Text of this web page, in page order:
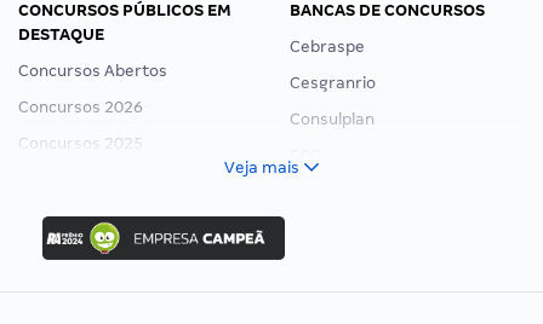
CONCURSOS PÚBLICOS EM
DESTAQUE
Concursos Abertos
Concursos 2026
Concursos 2025
Concurso Ibama
Concurso MPU
Editais publicados
BANCAS DE CONCURSOS
Cebraspe
Cesgranrio
Consulplan
Veja mais